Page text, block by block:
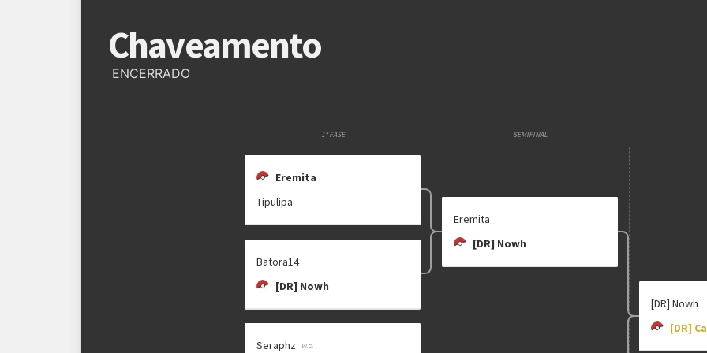
Plataforma Pokémon Showdown
Formato
Melhor de 3 (BO3)
clicando aqui
Chaveamento
ENCERRADO
1ª FASE
Eremita
Tipulipa
Batora14
[DR] Nowh
Seraphz
SEMIFINAL
Eremita
[DR] Nowh
[DR] Nowh
[DR]